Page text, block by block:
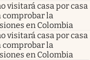
visitará casa por casa
la
en Colombia
visitará casa por casa
la
en Colombia